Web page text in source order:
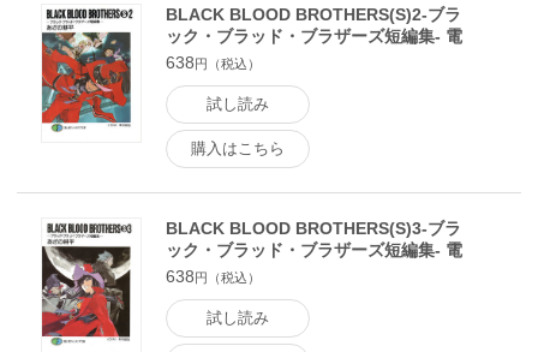
BLACK BLOOD BROTHERS(S)2-ブラ
ック・ブラッド・ブラザーズ短編集- 電
子書籍版
638円（税込）
試し読み
購入はこちら
BLACK BLOOD BROTHERS(S)3-ブラ
ック・ブラッド・ブラザーズ短編集- 電
子書籍版
638円（税込）
試し読み